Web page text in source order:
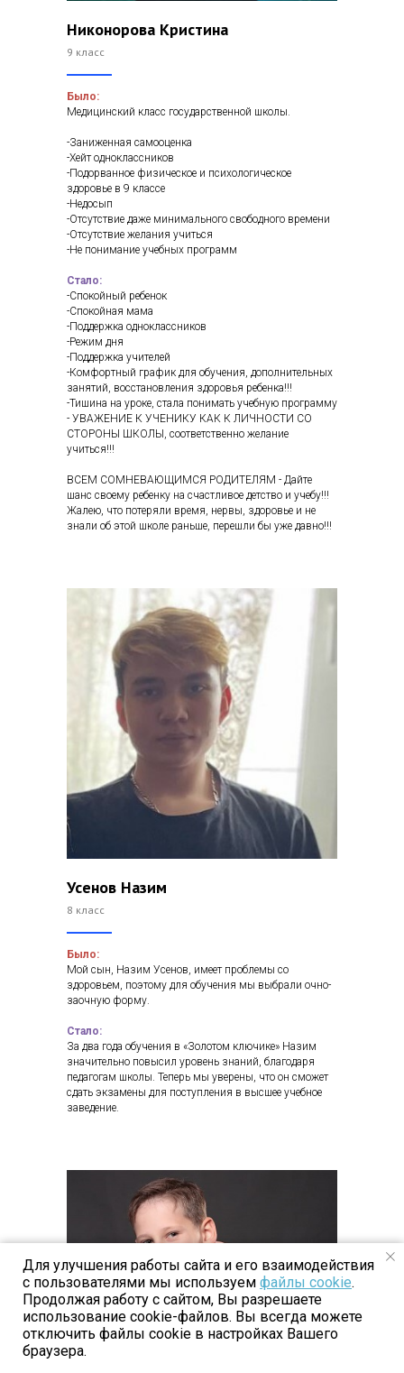
Никонорова Кристина
9 класс
Было:
Медицинский класс государственной школы.
-Заниженная самооценка
-Хейт одноклассников
-Подорванное физическое и психологическое
здоровье в 9 классе
-Недосып
-Отсутствие даже минимального свободного времени
-Отсутствие желания учиться
-Не понимание учебных программ
Стало:
-Cпокойный ребенок
-Спокойная мама
-Поддержка одноклассников
-Режим дня
-Поддержка учителей
-Комфортный график для обучения, дополнительных
занятий, восстановления здоровья ребенка!!!
-Тишина на уроке, стала понимать учебную программу
- УВАЖЕНИЕ К УЧЕНИКУ КАК К ЛИЧНОСТИ СО
СТОРОНЫ ШКОЛЫ, соответственно желание
учиться!!!
ВСЕМ СОМНЕВАЮЩИМСЯ РОДИТЕЛЯМ - Дайте
шанс своему ребенку на счастливое детство и учебу!!!
Жалею, что потеряли время, нервы, здоровье и не
знали об этой школе раньше, перешли бы уже давно!!!
Усенов Назим
8 класс
Было:
Мой сын, Назим Усенов, имеет проблемы со
здоровьем, поэтому для обучения мы выбрали очно-
заочную форму.
Стало:
За два года обучения в «Золотом ключике» Назим
значительно повысил уровень знаний, благодаря
педагогам школы. Теперь мы уверены, что он сможет
сдать экзамены для поступления в высшее учебное
заведение.
Для улучшения работы сайта и его взаимодействия
с пользователями мы используем файлы cookie.
Продолжая работу с сайтом, Вы разрешаете
использование cookie-файлов. Вы всегда можете
отключить файлы cookie в настройках Вашего
браузера.